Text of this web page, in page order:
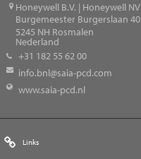
Honeywell B.V. | Honeywell NV
Burgemeester Burgerslaan 40
5245 NH Rosmalen
Nederland
+31 182 55 62 00
info.bnl@saia-pcd.com
www.saia-pcd.nl
Links